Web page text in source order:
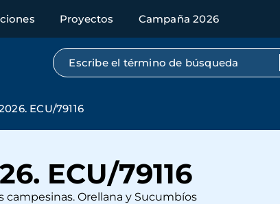
Proyectos Campaña 2026
Búsqueda por texto completo
ECU/79116
ECU/79116
Orellana y Sucumbíos